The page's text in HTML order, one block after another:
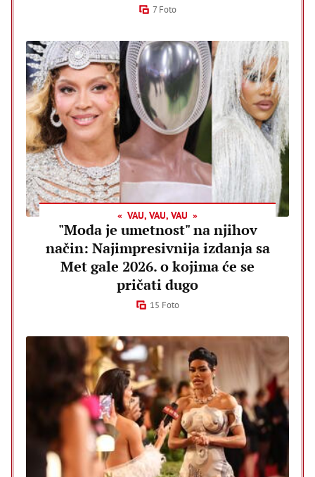
7 Foto
VAU, VAU, VAU
"Moda je umetnost" na njihov
način: Najimpresivnija izdanja sa
Met gale 2026. o kojima će se
pričati dugo
15 Foto